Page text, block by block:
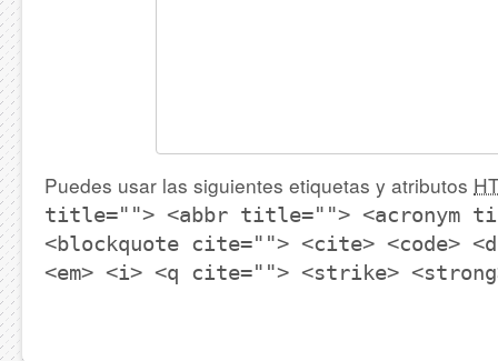
Puedes usar las siguientes etiquetas y atributos
title=""> <abbr title=""> <acronym
<blockquote cite=""> <cite> <code>
<em> <i> <q cite=""> <strike>